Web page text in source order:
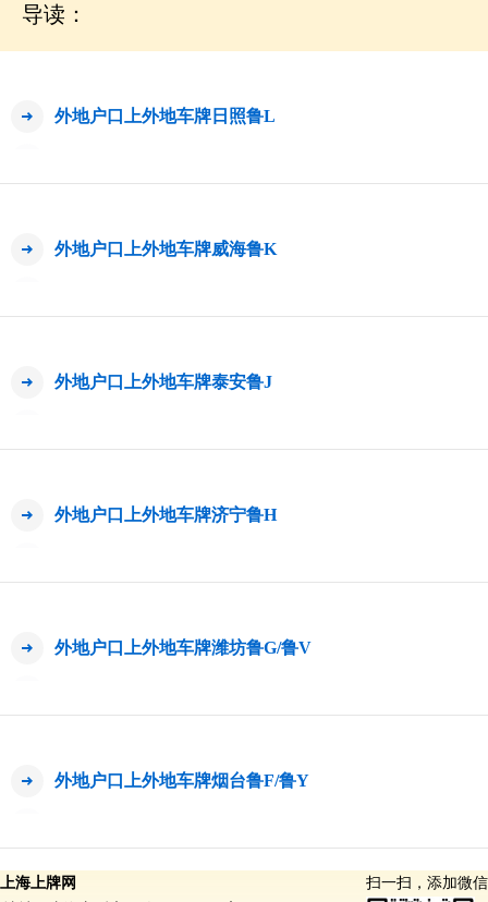
导读：
外地户口上外地车牌日照鲁L
外地户口上外地车牌威海鲁K
外地户口上外地车牌泰安鲁J
外地户口上外地车牌济宁鲁H
外地户口上外地车牌潍坊鲁G/鲁V
外地户口上外地车牌烟台鲁F/鲁Y
扫一扫，添加微信
上海上牌网